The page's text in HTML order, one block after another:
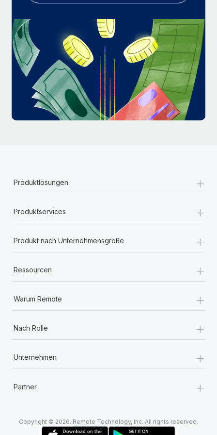
Mehr erfahren
Produktlösungen +
Produktservices +
Produkt nach Unternehmensgröße +
Ressourcen +
Warum Remote +
Nach Rolle +
Unternehmen +
Partner +
Copyright © 2026. Remote Technology, Inc. All rights reserved.